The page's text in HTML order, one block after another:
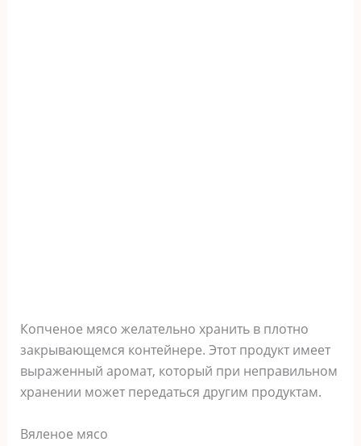
Копченое мясо желательно хранить в плотно
закрывающемся контейнере. Этот продукт имеет
выраженный аромат, который при неправильном
хранении может передаться другим продуктам.
Вяленое мясо